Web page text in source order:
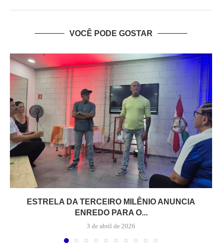
VOCÊ PODE GOSTAR
ESTRELA DA TERCEIRO MILÊNIO ANUNCIA
ENREDO PARA O...
3 de abril de 2026